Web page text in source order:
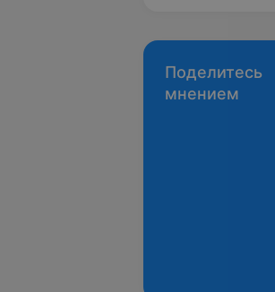
Поделитесь
мнением